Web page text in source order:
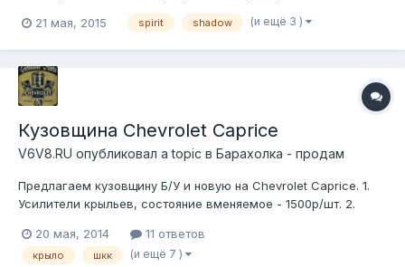
21 мая, 2015
spirit shadow (и ещё 3 )
Кузовщина Chevrolet Caprice
V6V8.RU опубликовал a topic в Барахолка - продам
Предлагаем кузовщину Б/У и новую на Chevrolet Caprice. 1.
Усилители крыльев, состояние вменяемое - 1500р/шт. 2.
гнилые. Голая дверь - 1500р. С молдингами 2000р. С
внутрянкой и молдингами 3500р. Целиком в сборе со
20 мая, 2014 11 ответов
крыло шкк (и ещё 7 )